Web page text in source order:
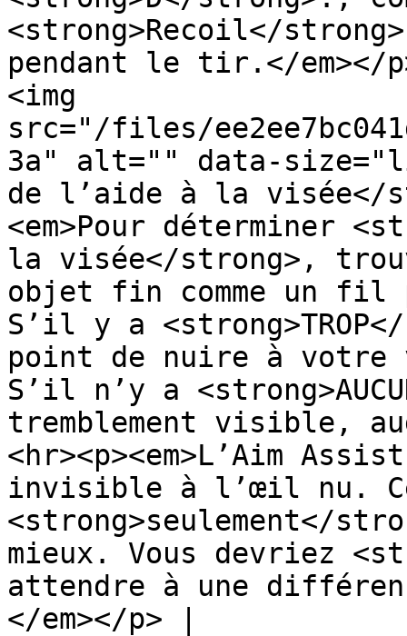
<strong>Recoil</
pendant le tir.</em></
<img
src="/files/
3a" alt="" data-
de l’aide à la visée</
<em>Pour déterminer
la visée</strong>,
objet fin comme un fil
S’il y a
point de nuire à
S’il n’y a
tremblement visible,
<hr><p><em>L’Aim
invisible à l’œil nu.
<strong>seulement</
mieux. Vous devriez
attendre à une
</em></p> |